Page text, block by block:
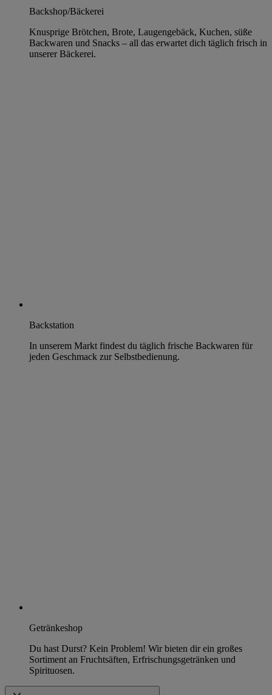
Backshop/Bäckerei
Knusprige Brötchen, Brote, Laugengebäck, Kuchen, süße
Backwaren und Snacks – all das erwartet dich täglich frisch in
unserer Bäckerei.
Backstation
In unserem Markt findest du täglich frische Backwaren für
jeden Geschmack zur Selbstbedienung.
Getränkeshop
Du hast Durst? Kein Problem! Wir bieten dir ein großes
Sortiment an Fruchtsäften, Erfrischungsgetränken und
Spirituosen.